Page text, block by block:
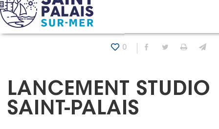
Panneau de gestion des cookies
Accueil Actualités
0 Partager sur
Partager
LANCEMENT STUDIO
SAINT-PALAIS